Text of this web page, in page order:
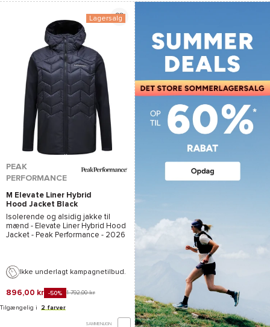
Lagersalg
PEAK
PERFORMANCE
M Elevate Liner Hybrid
Hood Jacket Black
Isolerende og alsidig jakke til
mænd - Elevate Liner Hybrid Hood
Jacket - Peak Performance - 2026
Ikke underlagt kampagnetilbud.
896,00 kr -50% 1 792,00 kr
Tilgængelig i 2 farver
SAMMENLIGN